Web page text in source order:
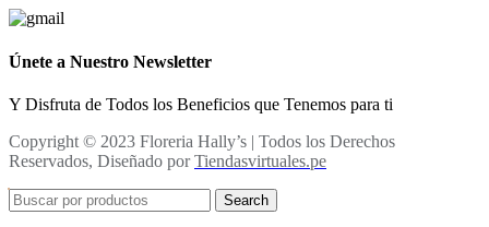
Únete a Nuestro Newsletter
Y Disfruta de Todos los Beneficios que Tenemos para ti
Copyright © 2023 Floreria Hally’s | Todos los Derechos
Reservados, Diseñado porTiendasvirtuales.pe
Search